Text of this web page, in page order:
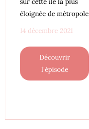
éloignée de métropole
14 décembre 2021
Découvrir
l'épisode